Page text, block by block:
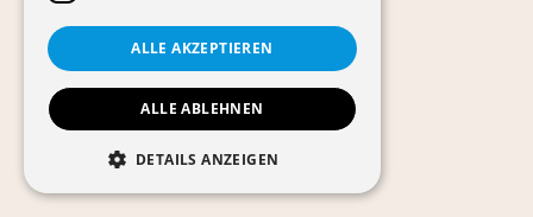
ALLE AKZEPTIEREN
ALLE ABLEHNEN
DETAILS ANZEIGEN